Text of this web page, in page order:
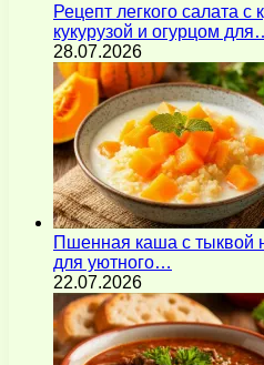
Рецепт легкого салата
кукурузой и огурцом
28.07.2026
Пшенная каша с тыквой
для уютного…
22.07.2026